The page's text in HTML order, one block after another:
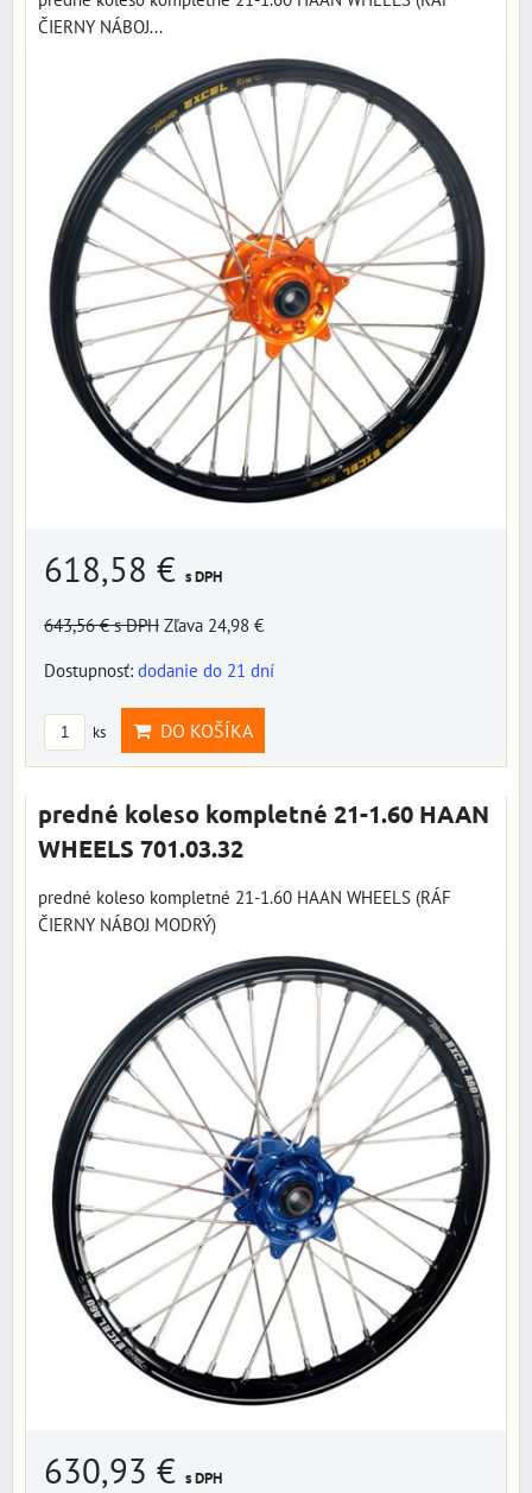
ČIERNY NÁBOJ...
618,58 € s DPH
643,56 €s DPH Zľava 24,98 €
Dostupnosť: dodanie do 21 dní
ks DO KOŠÍKA
predné koleso kompletné 21-1.60 HAAN
WHEELS 701.03.32
predné koleso kompletné 21-1.60 HAAN WHEELS (RÁF
ČIERNY NÁBOJ MODRÝ)
630,93 € s DPH